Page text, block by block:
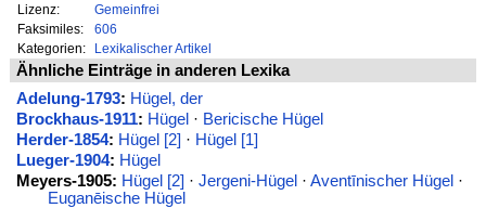
Lizenz:
Gemeinfrei
Faksimiles:
606
Kategorien:
Lexikalischer Artikel
Ähnliche Einträge in anderen Lexika
Adelung-1793: Hügel, der
Brockhaus-1911: Hügel · Bericische Hügel
Herder-1854: Hügel [2] · Hügel [1]
Lueger-1904: Hügel
Meyers-1905: Hügel [2] · Jergeni-Hügel· Aventīnischer Hügel·
Euganēische Hügel